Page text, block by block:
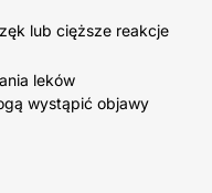
lub cięższe reakcje
leków
wystąpić objawy